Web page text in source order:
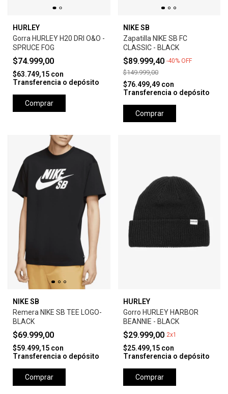
HURLEY
Gorra HURLEY H20 DRI O&O -
SPRUCE FOG
$74.999,00
$63.749,15 con
Transferencia o depósito
Comprar
NIKE SB
Zapatilla NIKE SB FC
CLASSIC - BLACK
$89.999,40 -40% OFF
$149.999,00
$76.499,49 con
Transferencia o depósito
Comprar
NIKE SB
Remera NIKE SB TEE LOGO-
BLACK
$69.999,00
$59.499,15 con
Transferencia o depósito
Comprar
HURLEY
Gorro HURLEY HARBOR
BEANNIE - BLACK
$29.999,00 2x1
$25.499,15 con
Transferencia o depósito
Comprar